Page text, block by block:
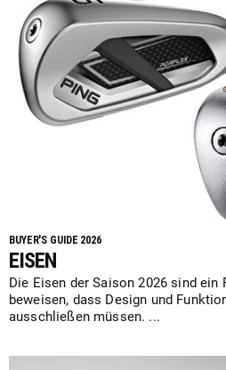
BUYER'S GUIDE 2026
EISEN
Die Eisen der Saison 2026 sind ein
beweisen, dass Design und
ausschließen müssen. ...